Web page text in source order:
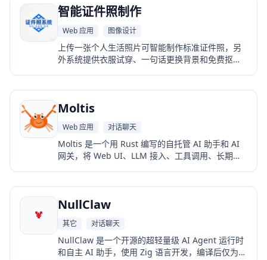
真正意义上的本地 AI 研究助手
智能证件照制作
Web 应用 图像设计
上传一张个人生活照片可智能制作标准证件照，另
外系统提供衣服试穿、一句话更换背景和免费抠图
Moltis
Web 应用 对话聊天
Moltis 是一个用 Rust 编写的自托管 AI 助手和 AI
网关，将 Web UI、LLM 接入、工具调用、长期记
NullClaw
其它 对话聊天
NullClaw 是一个开源的超轻量级 AI Agent 运行时
和自主 AI 助手，使用 Zig 语言开发，编译后仅为一